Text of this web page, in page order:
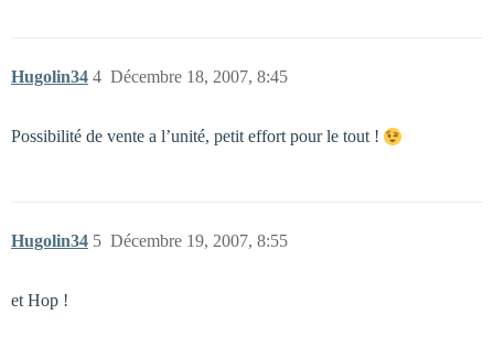
Hugolin34 Décembre 18, 2007, 8:45
4
Possibilité de vente a l’unité, petit effort pour le tout !
Hugolin34 Décembre 19, 2007, 8:55
5
et Hop !